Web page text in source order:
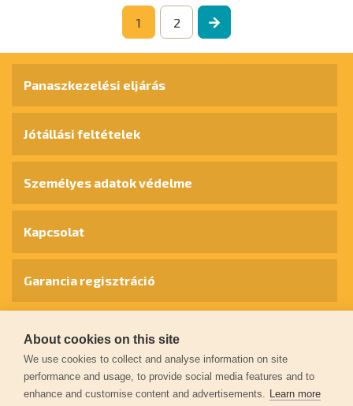
1 2
© 2026extol.hu - Minden jog fenntartva
Panaszkezelési eljárás
Jótállási feltételek
Személyes adatok védelme
Kapcsolat
Garancia regisztráció
LétrehoztaFEO
About cookies on this site
We use cookies to collect and analyse information on site
performance and usage, to provide social media features and to
enhance and customise content and advertisements. Learn more